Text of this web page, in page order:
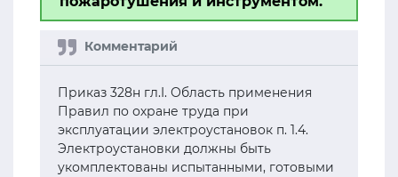
Приказ 328н гл.I. Область применения
Правил по охране труда при
эксплуатации электроустановок п. 1.4.
Электроустановки должны быть
укомплектованы испытанными, готовыми